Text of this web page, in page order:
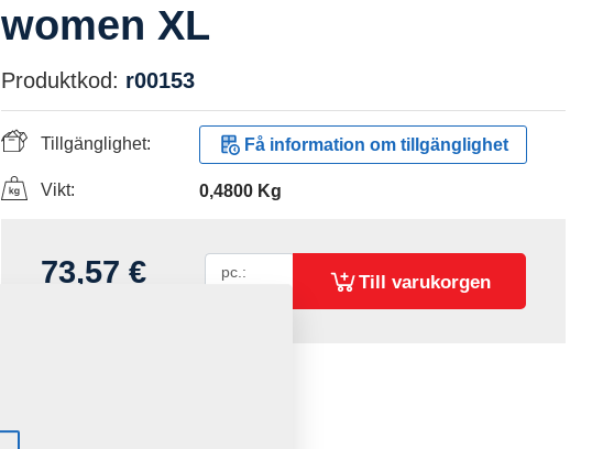
women XL
Produktkod: r00153
Tillgänglighet: Få information om tillgänglighet
Vikt: 0,4800 Kg
73,57 € pc.: Till varukorgen